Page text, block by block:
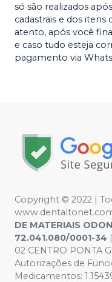
só são realizados
cadastrais e dos
atento, após você
e caso tudo esteja
pagamento via
Copyright © 2022 |
DE MATERIAIS
72.041.080/0001-34
02 CENTRO PONTA
Autorizações de
Medicamentos: